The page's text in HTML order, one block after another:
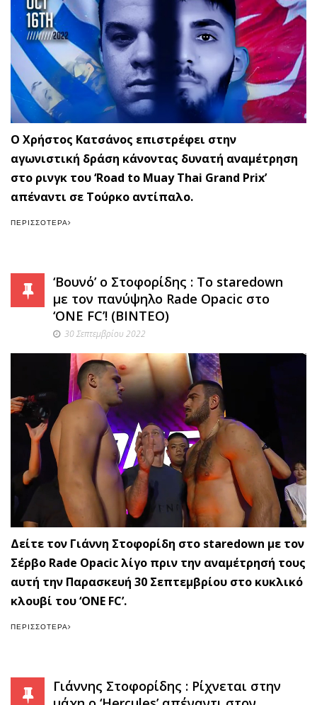
Ο Χρήστος Κατσάνος επιστρέφει στην
αγωνιστική δράση κάνοντας δυνατή αναμέτρηση
στο ρινγκ του ‘Road to Muay Thai Grand Prix’
απέναντι σε Τούρκο αντίπαλο.
ΠΕΡΙΣΣΌΤΕΡΑ
‘Βουνό’ ο Στοφορίδης : Το staredown
με τον πανύψηλο Rade Opacic στο
‘ONE FC’! (BINTEO)
30 Σεπτεμβρίου 2022
Δείτε τον Γιάννη Στοφορίδη στο staredown με τον
Σέρβο Rade Opacic λίγο πριν την αναμέτρησή τους
αυτή την Παρασκευή 30 Σεπτεμβρίου στο κυκλικό
κλουβί του ‘ONE FC’.
ΠΕΡΙΣΣΌΤΕΡΑ
Γιάννης Στοφορίδης : Ρίχνεται στην